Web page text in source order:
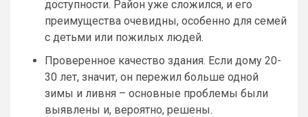
доступности. Район уже сложился, и его
преимущества очевидны, особенно для семей
с детьми или пожилых людей.
Проверенное качество здания. Если дому 20-
30 лет, значит, он пережил больше одной
зимы и ливня – основные проблемы были
выявлены и, вероятно, решены.